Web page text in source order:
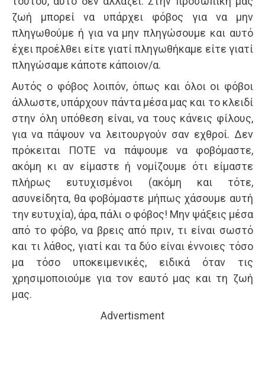
ζωή μπορεί να υπάρχει φόβος για να μην
πληγωθούμε ή για να μην πληγώσουμε και αυτό
έχει προέλθει είτε γιατί πληγωθήκαμε είτε γιατί
πληγώσαμε κάποτε κάποιον/α.
Αυτός ο φόβος λοιπόν, όπως και όλοι οι φόβοι
άλλωστε, υπάρχουν πάντα μέσα μας και το κλειδί
στην όλη υπόθεση είναι, να τους κάνεις φίλους,
για να πάψουν να λειτουργούν σαν εχθροί. Δεν
πρόκειται ΠΟΤΕ να πάψουμε να φοβόμαστε,
ακόμη κι αν είμαστε ή νομίζουμε ότι είμαστε
πλήρως ευτυχισμένοι (ακόμη και τότε,
ασυνείδητα, θα φοβόμαστε μήπως χάσουμε αυτή
την ευτυχία), άρα, πάλι ο φόβος! Μην ψάξεις μέσα
από το φόβο, να βρεις από πριν, τι είναι σωστό
και τι λάθος, γιατί και τα δύο είναι έννοιες τόσο
μα τόσο υποκειμενικές, ειδικά όταν τις
χρησιμοποιούμε για τον εαυτό μας και τη ζωή
μας.
Advertisment